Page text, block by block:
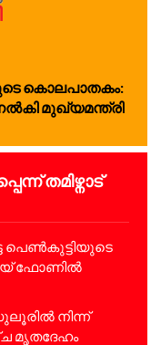
കൊലപാതകം:
മുഖ്യമന്ത്രി
തമിഴ്നാട്
പെൺകുട്ടിയുടെ
ഫോണിൽ
നിന്ന്
മൃതദേഹം